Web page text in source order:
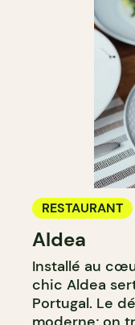
RESTAURANT
Aldea
Installé au
chic Aldea
Portugal. Le